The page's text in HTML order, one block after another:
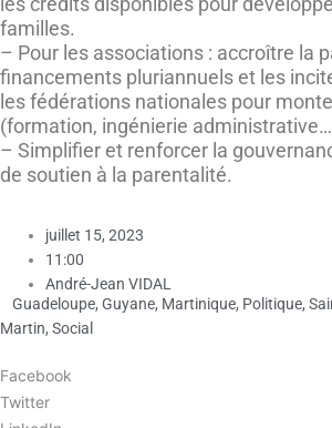
familles.
– Pour les associations : accroître la
financements pluriannuels et les
les fédérations nationales pour
(formation, ingénierie
– Simplifier et renforcer la
de soutien à la parentalité.
juillet 15, 2023
11:00
André-Jean VIDAL
Guadeloupe, Guyane, Martinique, Politique,
Martin, Social
Facebook
Twitter